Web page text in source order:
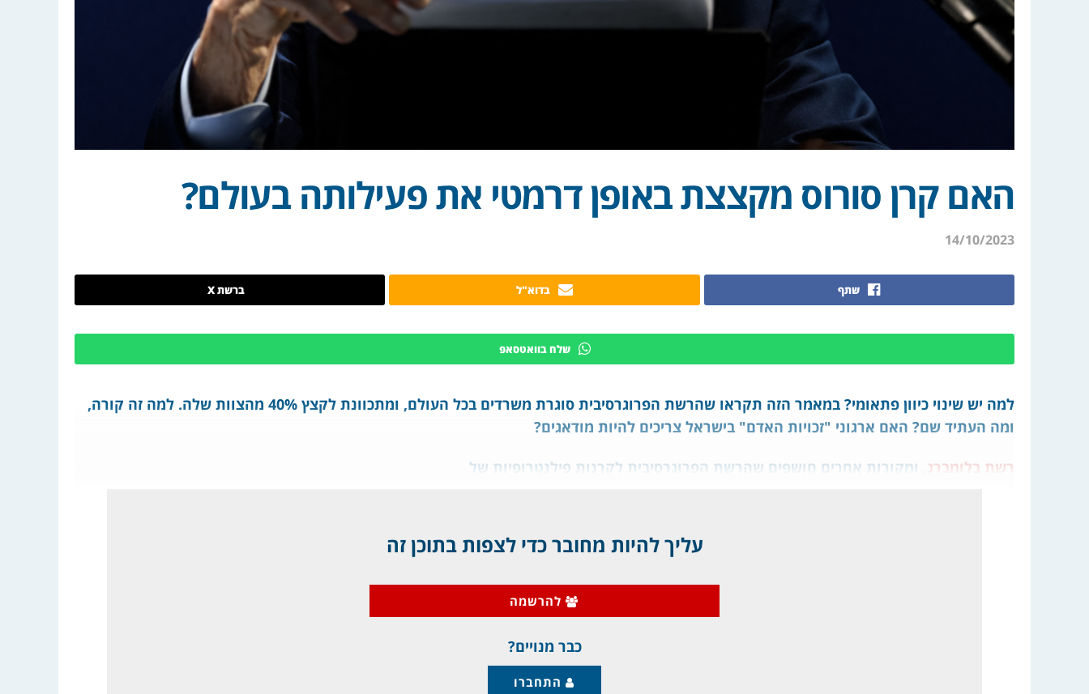
האם קרן סורוס מקצצת באופן דרמטי את פעילותה בעולם?
14/10/2023
שתף בדוא"ל ברשת X
שלח בוואטסאפ
למה יש שינוי כיוון פתאומי? במאמר הזה תקראו שהרשת הפרוגרסיבית סוגרת משרדים בכל העולם, ומתכוונת לקצץ 40% מהצוות שלה. למה זה קורה,
ומה העתיד שם? האם ארגוני "זכויות האדם" בישראל צריכים להיות מודאגים?
רשת בלומברג, ומקורות אחרים חושפים שהרשת הפרוגרסיבית לקרנות פילנטרופיות של
עליך להיות מחובר כדי לצפות בתוכן זה
להרשמה
כבר מנויים?
התחברו